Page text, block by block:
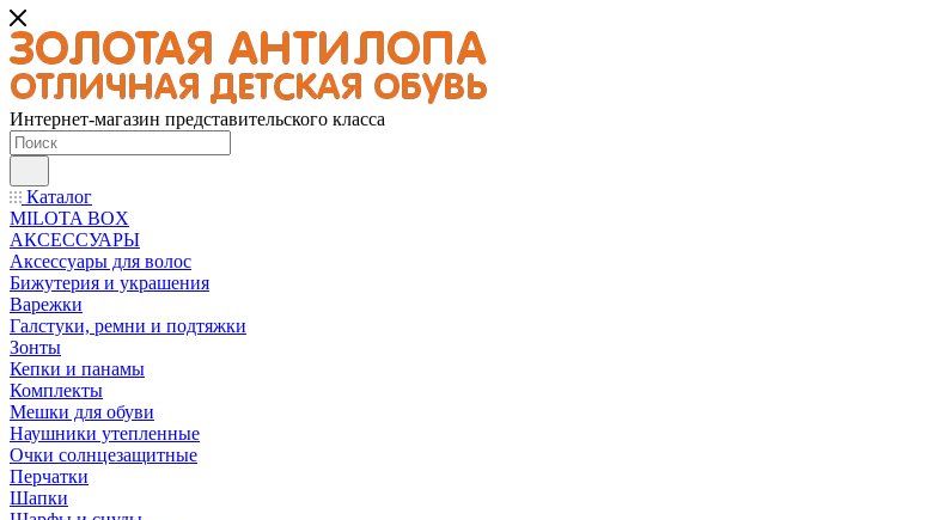
Интернет-магазин представительского класса
Каталог
MILOTA BOX
АКСЕССУАРЫ
Аксессуары для волос
Бижутерия и украшения
Варежки
Галстуки, ремни и подтяжки
Зонты
Кепки и панамы
Комплекты
Мешки для обуви
Наушники утепленные
Очки солнцезащитные
Перчатки
Шапки